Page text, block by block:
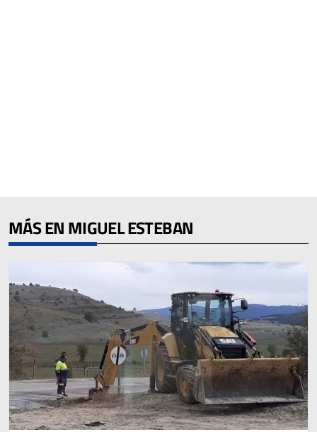
MÁS EN MIGUEL ESTEBAN